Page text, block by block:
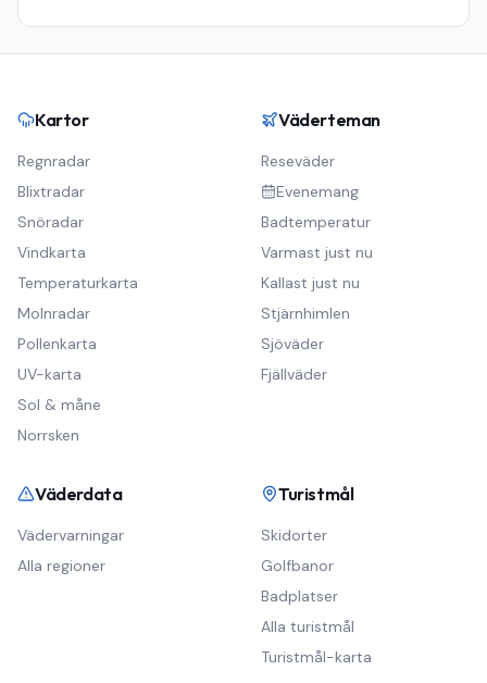
Kartor
Regnradar
Blixtradar
Snöradar
Vindkarta
Temperaturkarta
Molnradar
Pollenkarta
UV-karta
Sol & måne
Norrsken
Väderteman
Reseväder
Evenemang
Badtemperatur
Varmast just nu
Kallast just nu
Stjärnhimlen
Sjöväder
Fjällväder
Väderdata
Vädervarningar
Alla regioner
Turistmål
Skidorter
Golfbanor
Badplatser
Alla turistmål
Turistmål-karta